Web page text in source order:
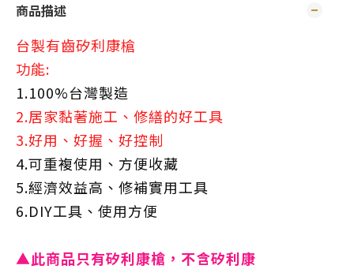
商品描述
台製有齒矽利康槍
功能:
1.100%台灣製造
2.居家黏著施工、修繕的好工具
3.好用、好握、好控制
4.可重複使用、方便收藏
5.經濟效益高、修補實用工具
6.DIY工具、使用方便
▲此商品只有矽利康槍，不含矽利康